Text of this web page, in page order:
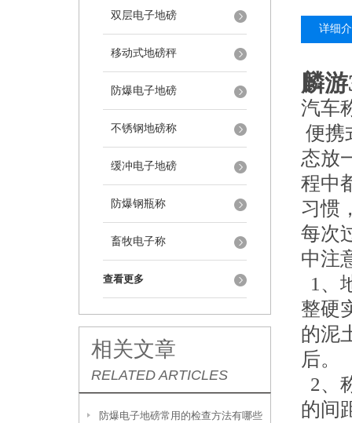
双层电子地磅
移动式地磅秤
防爆电子地磅
不锈钢地磅称
缓冲电子地磅
防爆钢瓶称
畜牧电子称
查看更多
相关文章
RELATED ARTICLES
防爆电子地磅常用的检查方法有哪些
详细
麟
汽车
便携
态放
程中
习惯
每次
中注
1、
整硬
的泥
后。
2、
的间